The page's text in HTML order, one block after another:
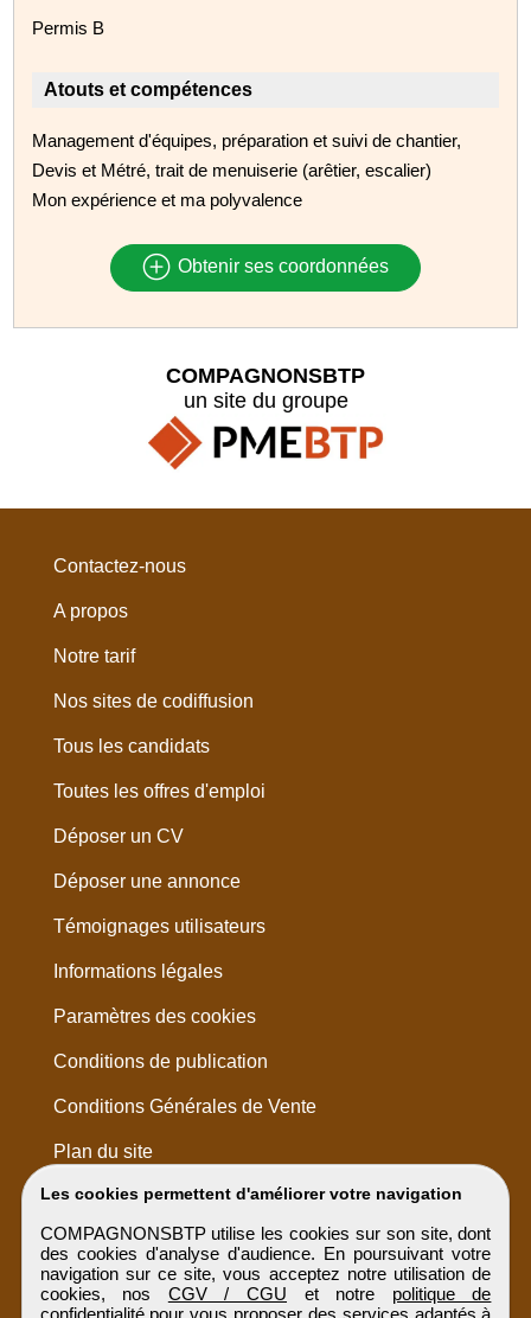
Permis B
Atouts et compétences
Management d'équipes, préparation et suivi de chantier,
Devis et Métré, trait de menuiserie (arêtier, escalier)
Mon expérience et ma polyvalence
Obtenir ses coordonnées
Les cookies permettent d'améliorer votre navigation
COMPAGNONSBTP utilise les cookies sur son site, dont
des cookies d'analyse d'audience. En poursuivant votre
navigation sur ce site, vous acceptez notre utilisation de
cookies, nos CGV / CGU et notre politique de
confidentialitépour vous proposer des services adaptés à
COMPAGNONSBTP
un site du groupe
Contactez-nous
A propos
Notre tarif
Nos sites de codiffusion
Tous les candidats
Toutes les offres d'emploi
Déposer un CV
Déposer une annonce
Témoignages utilisateurs
Informations légales
Paramètres des cookies
Conditions de publication
Conditions Générales de Vente
Plan du site